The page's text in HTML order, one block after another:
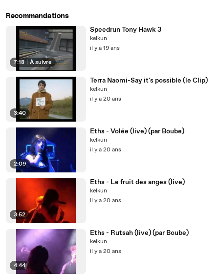
Recommandations
7:18 À suivre
Speedrun Tony Hawk 3
kelkun
il y a 19 ans
3:40
Terra Naomi-Say it's possible (le Clip)
kelkun
il y a 20 ans
2:09
Eths - Volée (live) (par Boube)
kelkun
il y a 20 ans
3:52
Eths - Le fruit des anges (live)
kelkun
il y a 20 ans
4:44
Eths - Rutsah (live) (par Boube)
kelkun
il y a 20 ans